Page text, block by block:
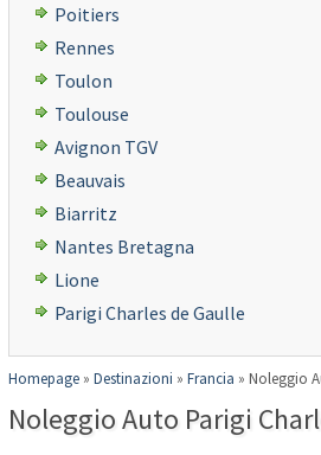
Poitiers
Rennes
Toulon
Toulouse
Avignon TGV
Beauvais
Biarritz
Nantes Bretagna
Lione
Parigi Charles de Gaulle
Homepage » Destinazioni » Francia » Noleggio
Noleggio Auto Parigi